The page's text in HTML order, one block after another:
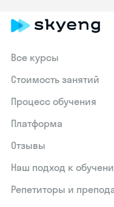
Все курсы
Стоимость занятий
Процесс обучения
Платформа
Отзывы
Наш подход к
Репетиторы и